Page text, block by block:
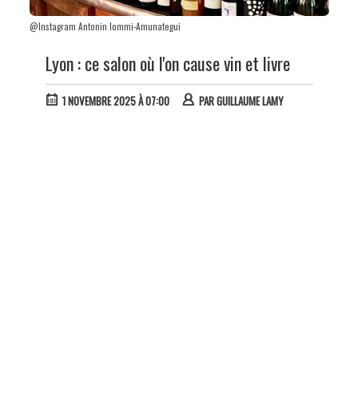
@Instagram Antonin Iommi-Amunategui
Lyon : ce salon où l'on cause vin et livre
1 NOVEMBRE 2025 À 07:00 PARGUILLAUME LAMY